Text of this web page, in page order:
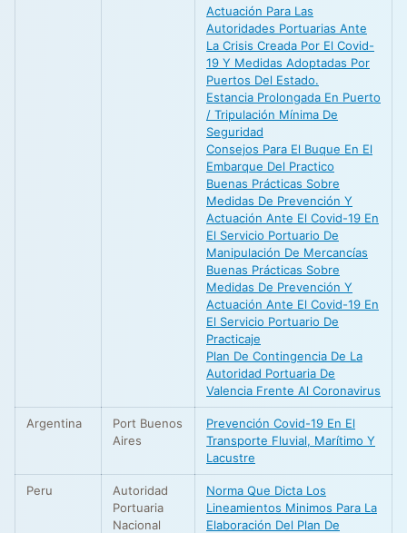
Actuación Para Las
Autoridades Portuarias Ante
La Crisis Creada Por El Covid-
19 Y Medidas Adoptadas Por
Puertos Del Estado.
Estancia Prolongada En Puerto
/ Tripulación Mínima De
Seguridad
Consejos Para El Buque En El
Embarque Del Practico
Buenas Prácticas Sobre
Medidas De Prevención Y
Actuación Ante El Covid-19 En
El Servicio Portuario De
Manipulación De Mercancías
Buenas Prácticas Sobre
Medidas De Prevención Y
Actuación Ante El Covid-19 En
El Servicio Portuario De
Practicaje
Plan De Contingencia De La
Autoridad Portuaria De
Valencia Frente Al Coronavirus
Argentina
Port Buenos
Aires
Prevención Covid-19 En El
Transporte Fluvial, Marítimo Y
Lacustre
Peru
Autoridad
Portuaria
Nacional
Norma Que Dicta Los
Lineamientos Minimos Para La
Elaboración Del Plan De